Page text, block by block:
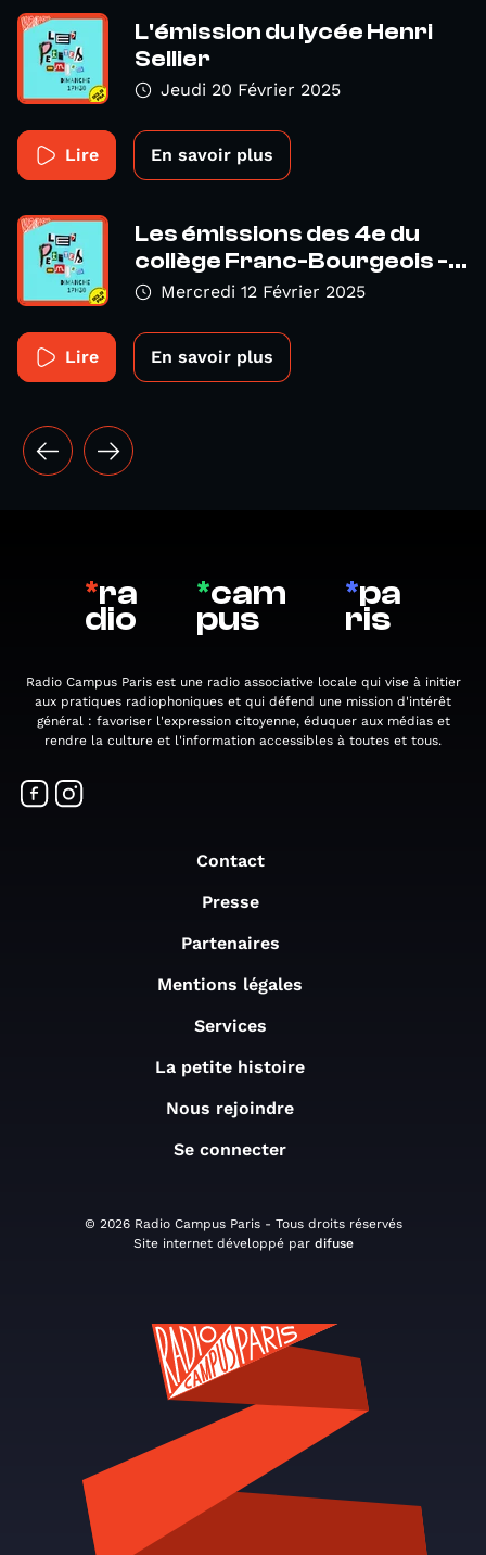
L'émission du lycée Henri
Sellier
Jeudi 20 Février 2025
Lire En savoir plus
Les émissions des 4e du
collège Franc-Bourgeois -...
Mercredi 12 Février 2025
Lire En savoir plus
*ra
dio
*cam
pus
*pa
ris
Radio Campus Paris est une radio associative locale qui vise à initier
aux pratiques radiophoniques et qui défend une mission d'intérêt
général : favoriser l'expression citoyenne, éduquer aux médias et
rendre la culture et l'information accessibles à toutes et tous.
Contact
Presse
Partenaires
Mentions légales
Services
La petite histoire
Nous rejoindre
Se connecter
© 2026 Radio Campus Paris - Tous droits réservés
Site internet développé par difuse